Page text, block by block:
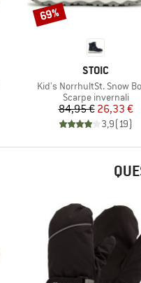
MARCHIO
STOIC
Articolo
Kid's NorrhultSt. Snow
Gruppo di prodotti
Scarpe invernali
Prezzo
84,95 €Prezzo
26,33 €
3,9(19)
Sconto
69%